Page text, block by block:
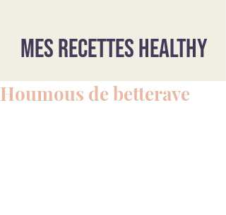
Mes recettes healthy
Houmous de betterave